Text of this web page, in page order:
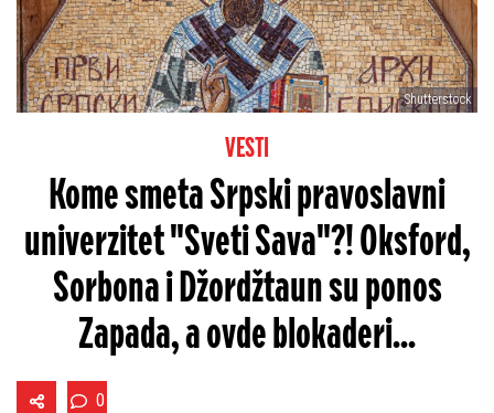
Shutterstock
VESTI
Kome smeta Srpski pravoslavni
univerzitet "Sveti Sava"?! Oksford,
Sorbona i Džordžtaun su ponos
Zapada, a ovde blokaderi...
0